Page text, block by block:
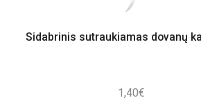
Sidabrinis sutraukiamas dovanų
1,40€